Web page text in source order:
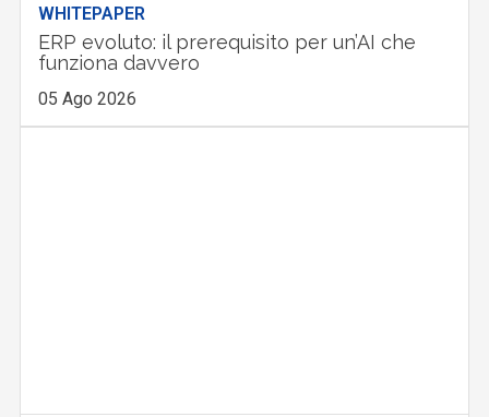
WHITEPAPER
ERP evoluto: il prerequisito per un’AI che
funziona davvero
05 Ago 2026